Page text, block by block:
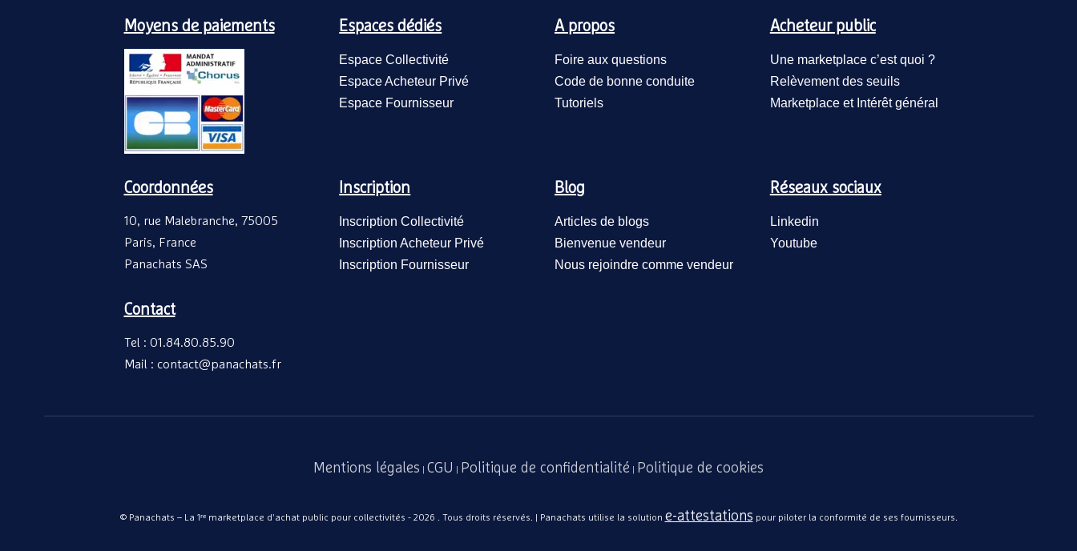
Moyens de paiements Espaces dédiés
Espace Collectivité
Espace Acheteur Privé
Espace Fournisseur
A propos
Foire aux questions
Code de bonne conduite
Tutoriels
Acheteur public
Une marketplace c’est quoi ?
Relèvement des seuils
Marketplace et Intérêt général
Coordonnées
10, rue Malebranche, 75005
Paris, France
Panachats SAS
Inscription
Inscription Collectivité
Inscription Acheteur Privé
Inscription Fournisseur
Blog
Articles de blogs
Bienvenue vendeur
Nous rejoindre comme vendeur
Réseaux sociaux
Linkedin
Youtube
Contact
Tel : 01.84.80.85.90
Mail : contact@panachats.fr
Mentions légales CGU Politique de confidentialité Politique de cookies
© Panachats – La 1ʳᵉ marketplace d'achat public pour collectivités - 2026 . Tous droits réservés. | Panachats utilise la solution e-attestations pour piloter la conformité de ses fournisseurs.